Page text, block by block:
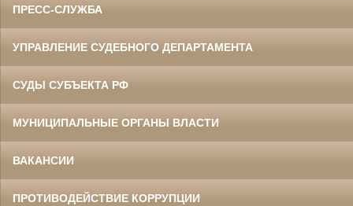
ПРЕСС-СЛУЖБА
УПРАВЛЕНИЕ СУДЕБНОГО ДЕПАРТАМЕНТА
СУДЫ СУБЪЕКТА РФ
МУНИЦИПАЛЬНЫЕ ОРГАНЫ ВЛАСТИ
ВАКАНСИИ
ПРОТИВОДЕЙСТВИЕ КОРРУПЦИИ